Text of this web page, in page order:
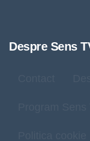
Despre Sens